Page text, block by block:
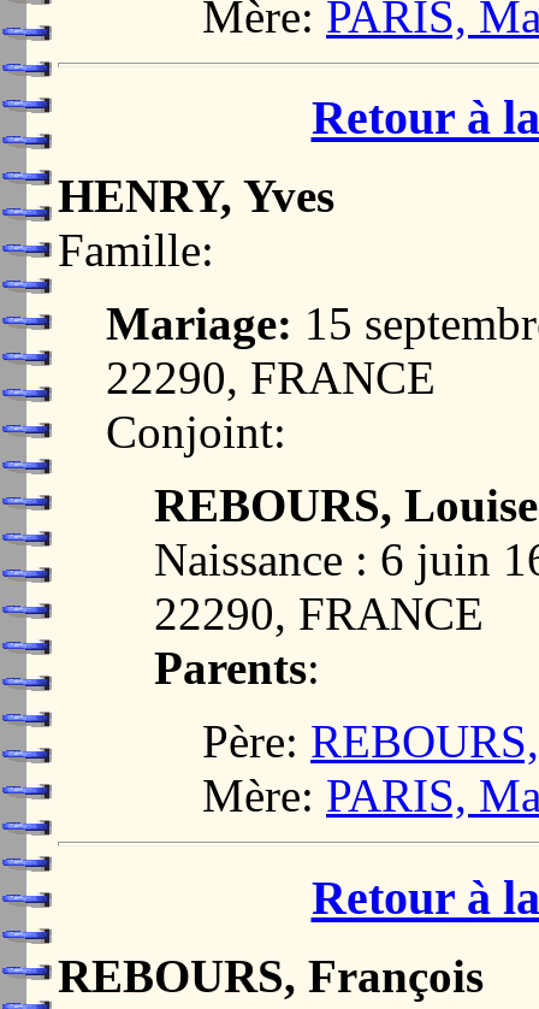
Mère: PARIS,
Retour à
HENRY, Yves
Famille:
Mariage: 15
22290, FRANCE
Conjoint:
REBOURS, Louise
Naissance : 6 juin
22290, FRANCE
Parents:
Père:
Mère: PARIS,
Retour à
REBOURS, François